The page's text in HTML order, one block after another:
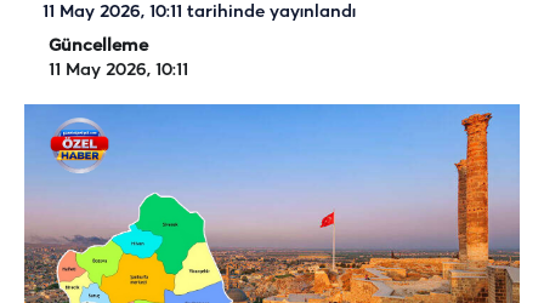
11 May 2026, 10:11 tarihinde yayınlandı
Güncelleme
11 May 2026, 10:11